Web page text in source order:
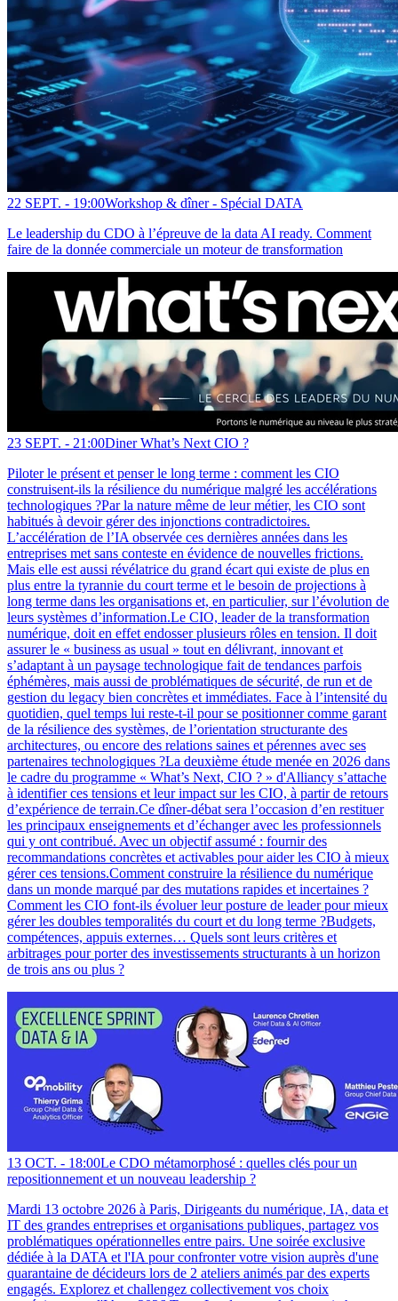
22 SEPT. - 19:00Workshop & dîner - Spécial DATA
Le leadership du CDO à l’épreuve de la data AI ready. Comment
faire de la donnée commerciale un moteur de transformation
23 SEPT. - 21:00Diner What’s Next CIO ?
Piloter le présent et penser le long terme : comment les CIO
construisent-ils la résilience du numérique malgré les accélérations
technologiques ?Par la nature même de leur métier, les CIO sont
habitués à devoir gérer des injonctions contradictoires.
L’accélération de l’IA observée ces dernières années dans les
entreprises met sans conteste en évidence de nouvelles frictions.
Mais elle est aussi révélatrice du grand écart qui existe de plus en
plus entre la tyrannie du court terme et le besoin de projections à
long terme dans les organisations et, en particulier, sur l’évolution de
leurs systèmes d’information.Le CIO, leader de la transformation
numérique, doit en effet endosser plusieurs rôles en tension. Il doit
assurer le « business as usual » tout en délivrant, innovant et
s’adaptant à un paysage technologique fait de tendances parfois
éphémères, mais aussi de problématiques de sécurité, de run et de
gestion du legacy bien concrètes et immédiates. Face à l’intensité du
quotidien, quel temps lui reste-t-il pour se positionner comme garant
de la résilience des systèmes, de l’orientation structurante des
architectures, ou encore des relations saines et pérennes avec ses
partenaires technologiques ?La deuxième étude menée en 2026 dans
le cadre du programme « What’s Next, CIO ? » d'Alliancy s’attache
à identifier ces tensions et leur impact sur les CIO, à partir de retours
d’expérience de terrain.Ce dîner-débat sera l’occasion d’en restituer
les principaux enseignements et d’échanger avec les professionnels
qui y ont contribué. Avec un objectif assumé : fournir des
recommandations concrètes et activables pour aider les CIO à mieux
gérer ces tensions.Comment construire la résilience du numérique
dans un monde marqué par des mutations rapides et incertaines ?
Comment les CIO font-ils évoluer leur posture de leader pour mieux
gérer les doubles temporalités du court et du long terme ?Budgets,
compétences, appuis externes… Quels sont leurs critères et
arbitrages pour porter des investissements structurants à un horizon
de trois ans ou plus ?
13 OCT. - 18:00Le CDO métamorphosé : quelles clés pour un
repositionnement et un nouveau leadership ?
Mardi 13 octobre 2026 à Paris, Dirigeants du numérique, IA, data et
IT des grandes entreprises et organisations publiques, partagez vos
problématiques opérationnelles entre pairs. Une soirée exclusive
dédiée à la DATA et l'IA pour confronter votre vision auprès d'une
quarantaine de décideurs lors de 2 ateliers animés par des experts
engagés. Explorez et challengez collectivement vos choix